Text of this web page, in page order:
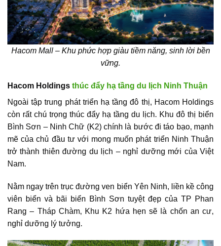
Hacom Mall– Khu phức hợp giàu tiềm năng, sinh lời bền
vững.
Hacom Holdings thúc đẩy hạ tầng du lịch Ninh Thuận
Ngoài tập trung phát triển hạ tầng đô thị, Hacom Holdings
còn rất chú trọng thúc đẩy hạ tầng du lịch. Khu đô thị biển
Bình Sơn – Ninh Chữ (K2)chính là bước đi táo bạo, mạnh
mẽ của chủ đầu tư với mong muốn phát triển Ninh Thuận
trở thành thiên đường du lịch – nghỉ dưỡng mới của Việt
Nam.
Nằm ngay trên trục đường ven biển Yên Ninh, liền kề công
viên biển và bãi biển Bình Sơn tuyệt đẹp của TP Phan
Rang – Tháp Chàm, Khu K2 hứa hẹn sẽ là chốn an cư,
nghỉ dưỡng lý tưởng.